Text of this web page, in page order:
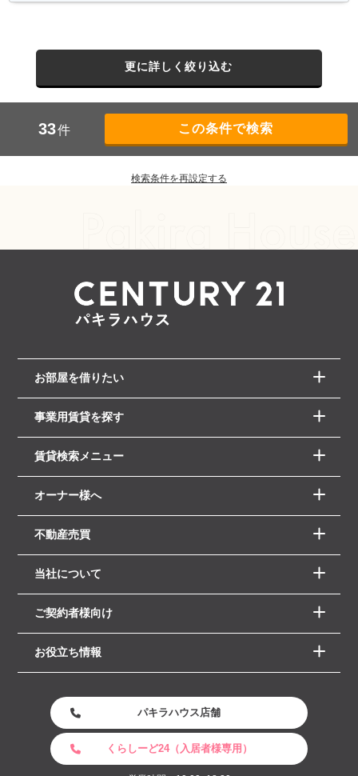
更に詳しく絞り込む
33件
検索条件を再設定する
お部屋を借りたい
事業用賃貸を探す
賃貸検索メニュー
オーナー様へ
不動産売買
当社について
ご契約者様向け
お役立ち情報
パキラハウス店舗
くらしーど24（入居者様専用）